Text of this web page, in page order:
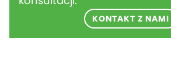
KONTAKT Z NAMI